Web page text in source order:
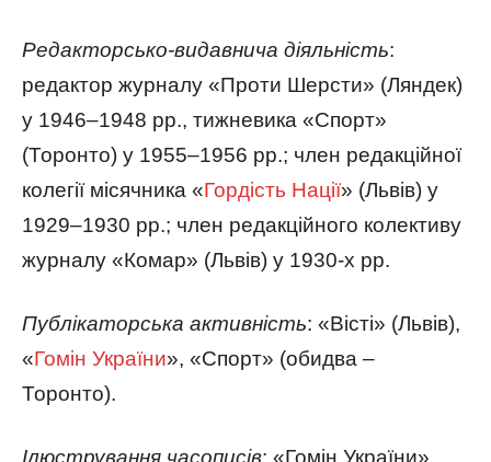
Редакторсько-видавнича діяльність:
редактор журналу «Проти Шерсти» (Ляндек)
у 1946–1948 рр., тижневика «Спорт»
(Торонто) у 1955–1956 рр.; член редакційної
колегії місячника «Гордість Нації» (Львів) у
1929–1930 рр.; член редакційного колективу
журналу «Комар» (Львів) у 1930-х рр.
Публікаторська активність: «Вісті» (Львів),
«Гомін України», «Спорт» (обидва –
Торонто).